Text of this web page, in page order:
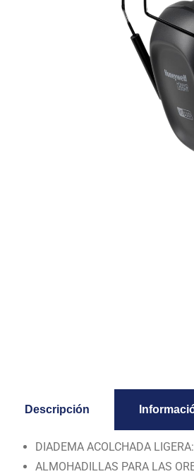
Descripción
DIADEMA ACOLCHADA
ALMOHADILLAS PARA LAS